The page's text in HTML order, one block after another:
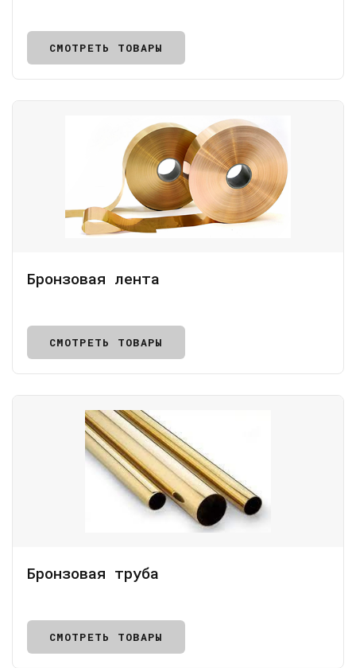
СМОТРЕТЬ ТОВАРЫ
Бронзовая лента
СМОТРЕТЬ ТОВАРЫ
Бронзовая труба
СМОТРЕТЬ ТОВАРЫ